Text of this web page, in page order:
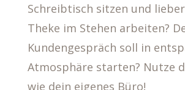
Schreibtisch sitzen und
Theke im Stehen arbeiten?
Kundengespräch soll in
Atmosphäre starten? Nutze
wie dein eigenes Büro!